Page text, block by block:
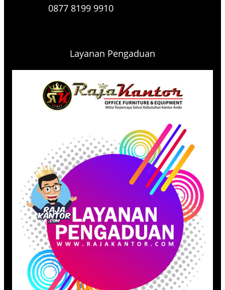
0877 8199 9910
Layanan Pengaduan